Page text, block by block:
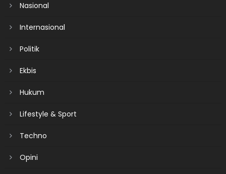
Nasional
Internasional
Politik
Ekbis
Hukum
Lifestyle & Sport
Techno
Opini